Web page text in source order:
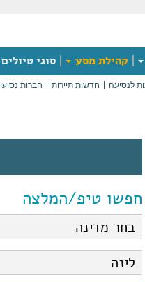
קהילת מסע סוגי טיולים
לנסיעה חדשות תיירות חברות
חפשו טיפ/המלצה